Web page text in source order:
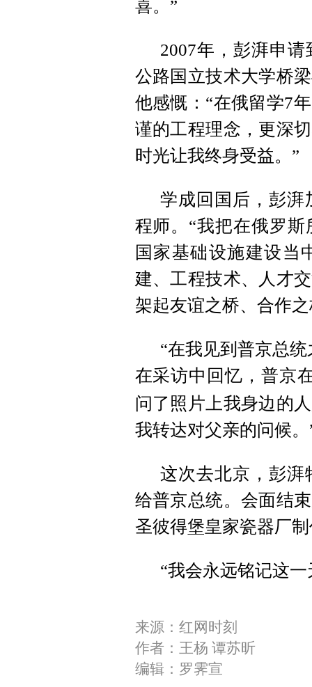
喜。”
2007年，彭湃申
公路国立技术大学桥
他感慨：“在俄留学7
谨的工程理念，更深
时光让我终身受益。”
学成回国后，彭湃
程师。“我把在俄罗
国家基础设施建设当
建、工程技术、人才
架起友谊之桥、合作
“在我见到普京总
在采访中回忆，普京
问了照片上我身边的
我转达对父亲的问候。
这次去北京，彭湃
给普京总统。会面结
圣彼得堡皇家瓷器厂
“我会永远铭记这
来源：红网时刻
作者：王杨 谭苏昕
编辑：罗霁宣